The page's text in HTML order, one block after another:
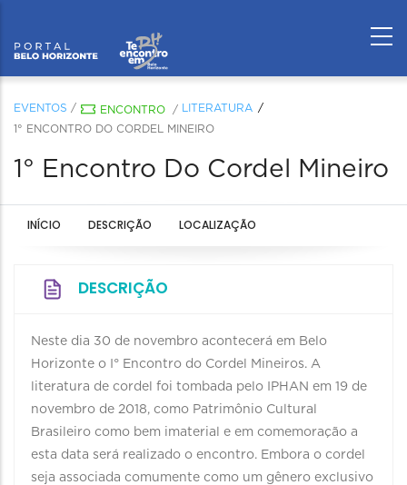
EVENTOS / ENCONTRO /
LITERATURA
1° ENCONTRO DO CORDEL MINEIRO
1° Encontro Do Cordel Mineiro
INÍCIO DESCRIÇÃO LOCALIZAÇÃO
DESCRIÇÃO
Neste dia 30 de novembro acontecerá em Belo
Horizonte o I° Encontro do Cordel Mineiros. A
literatura de cordel foi tombada pelo IPHAN em 19 de
novembro de 2018, como Patrimônio Cultural
Brasileiro como bem imaterial e em comemoração a
esta data será realizado o encontro. Embora o cordel
seja associada comumente como um gênero exclusivo